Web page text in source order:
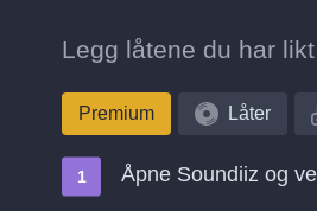
Legg låtene du har
Premium Låter
Åpne Soundiiz og